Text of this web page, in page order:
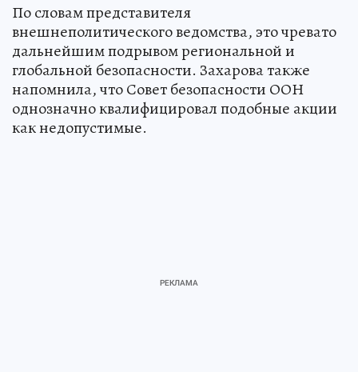
По словам представителя
внешнеполитического ведомства, это чревато
дальнейшим подрывом региональной и
глобальной безопасности. Захарова также
напомнила, что Совет безопасности ООН
однозначно квалифицировал подобные акции
как недопустимые.